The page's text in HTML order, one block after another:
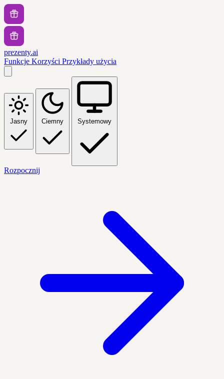
prezenty.ai
Funkcje Korzyści Przykłady użycia
Jasny Ciemny Systemowy
Rozpocznij